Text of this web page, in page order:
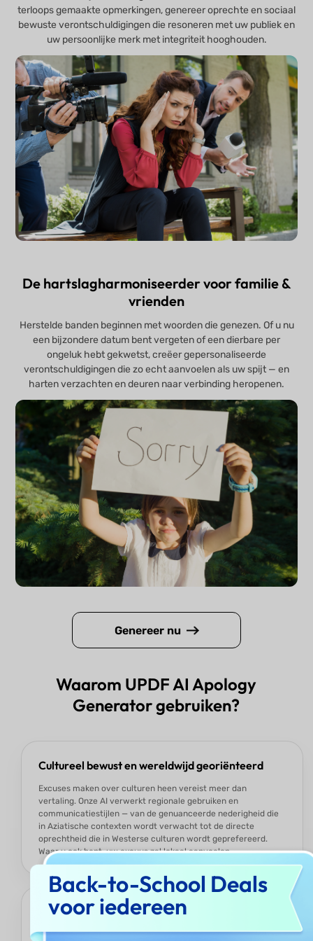
terloops gemaakte opmerkingen, genereer oprechte en sociaal
bewuste verontschuldigingen die resoneren met uw publiek en
uw persoonlijke merk met integriteit hooghouden.
De hartslagharmoniseerder voor familie &
vrienden
Herstelde banden beginnen met woorden die genezen. Of u nu
een bijzondere datum bent vergeten of een dierbare per
ongeluk hebt gekwetst, creëer gepersonaliseerde
verontschuldigingen die zo echt aanvoelen als uw spijt — en
harten verzachten en deuren naar verbinding heropenen.
Genereer nu
Waarom UPDF AI Apology
Generator gebruiken?
Cultureel bewust en wereldwijd georiënteerd
Excuses maken over culturen heen vereist meer dan
vertaling. Onze AI verwerkt regionale gebruiken en
communicatiestijlen — van de genuanceerde nederigheid die
in Aziatische contexten wordt verwacht tot de directe
oprechtheid die in Westerse culturen wordt geprefereerd.
Waar u ook bent, uw excuus zal lokaal aanvoelen.
Emotioneel intelligent en perfect van toon
Of u nu een vriendschap herstelt, een werkplekfout aanpakt
Back-to-School Deals
voor iedereen